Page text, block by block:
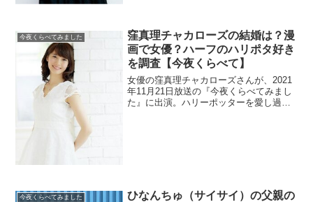
今夜くらべてみました
窪真理チャカローズの結婚は？漫
画で女優？ハーフのハリポタ好き
を調査【今夜くらべて】
女優の窪真理チャカローズさんが、2021
年11月21日放送の『今夜くらべてみまし
た』に出演。ハリーポッターを愛し過ぎ
今夜くらべてみました
ひなんちゅ（サイサイ）の父親の